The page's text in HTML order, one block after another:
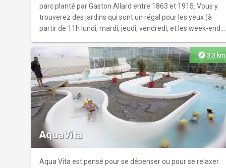
et l'apothicairerie, une curiosité a ne pas manquer. -
Saumur, son patrimoine, les caves à bulles, le château. -
Les villages ligériens entre Saumur et Angers,
Varenne - Les guinguettes tout au long de votre périple.
parc planté par Gaston Allard entre 1863 et 1915. Vous y
trouverez des jardins qui sont un régal pour les yeux (à
partir de 11h lundi, mardi, jeudi, vendredi, et les week-ends
explore 3.3 km
AquaVita
Aqua Vita est pensé pour se dépenser ou pour se relaxer.